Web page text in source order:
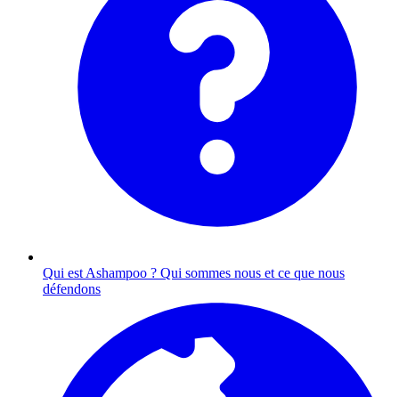
Qui est Ashampoo ? Qui sommes nous et ce que nous
défendons